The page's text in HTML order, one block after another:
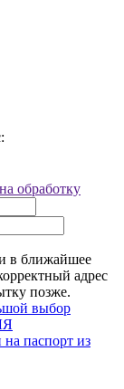
обработку
в ближайшее
адрес
позже.
выбор
паспорт из